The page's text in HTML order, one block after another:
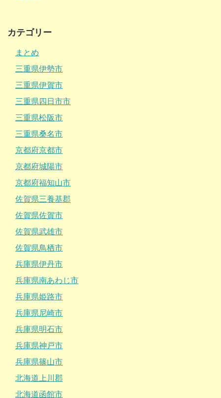
カテゴリー
まとめ
三重県伊勢市
三重県伊賀市
三重県四日市市
三重県松阪市
三重県桑名市
京都府京都市
京都府城陽市
京都府福知山市
佐賀県三養基郡
佐賀県佐賀市
佐賀県武雄市
佐賀県鳥栖市
兵庫県伊丹市
兵庫県南あわじ市
兵庫県姫路市
兵庫県尼崎市
兵庫県明石市
兵庫県神戸市
兵庫県篠山市
北海道上川郡
北海道函館市